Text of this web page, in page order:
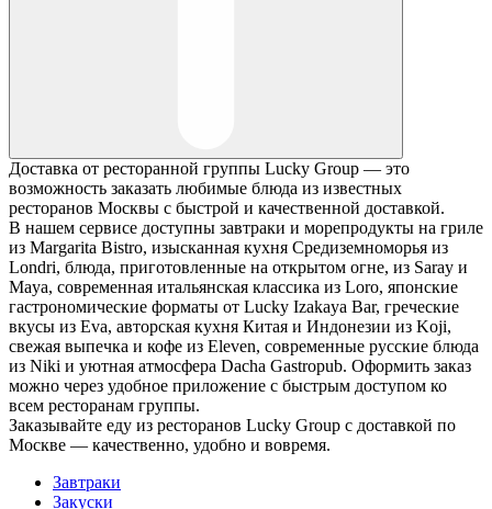
Доставка от ресторанной группы Lucky Group — это
возможность заказать любимые блюда из известных
ресторанов Москвы с быстрой и качественной доставкой.
В нашем сервисе доступны завтраки и морепродукты на гриле
из Margarita Bistro, изысканная кухня Средиземноморья из
Londri, блюда, приготовленные на открытом огне, из Saray и
Maya, современная итальянская классика из Loro, японские
гастрономические форматы от Lucky Izakaya Bar, греческие
вкусы из Eva, авторская кухня Китая и Индонезии из Koji,
свежая выпечка и кофе из Eleven, современные русские блюда
из Niki и уютная атмосфера Dacha Gastropub. Оформить заказ
можно через удобное приложение с быстрым доступом ко
всем ресторанам группы.
Заказывайте еду из ресторанов Lucky Group с доставкой по
Москве — качественно, удобно и вовремя.
Завтраки
Закуски